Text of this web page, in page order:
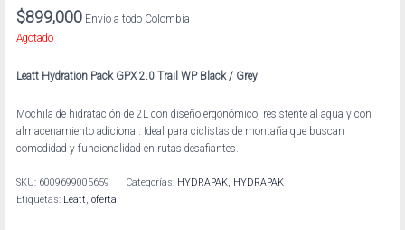
$899,000 Envío a todo Colombia
Agotado
Leatt Hydration Pack GPX 2.0 Trail WP Black / Grey
Mochila de hidratación de 2L con diseño ergonómico, resistente al agua y con
almacenamiento adicional. Ideal para ciclistas de montaña que buscan
comodidad y funcionalidad en rutas desafiantes.
SKU: 6009699005659 Categorías: HYDRAPAK, HYDRAPAK
Etiquetas: Leatt,oferta